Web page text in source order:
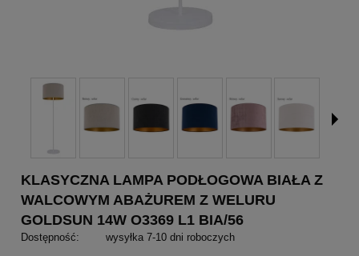
KLASYCZNA LAMPA PODŁOGOWA BIAŁA Z
WALCOWYM ABAŻUREM Z WELURU
GOLDSUN 14W O3369 L1 BIA/56
Dostępność: wysyłka 7-10 dni roboczych